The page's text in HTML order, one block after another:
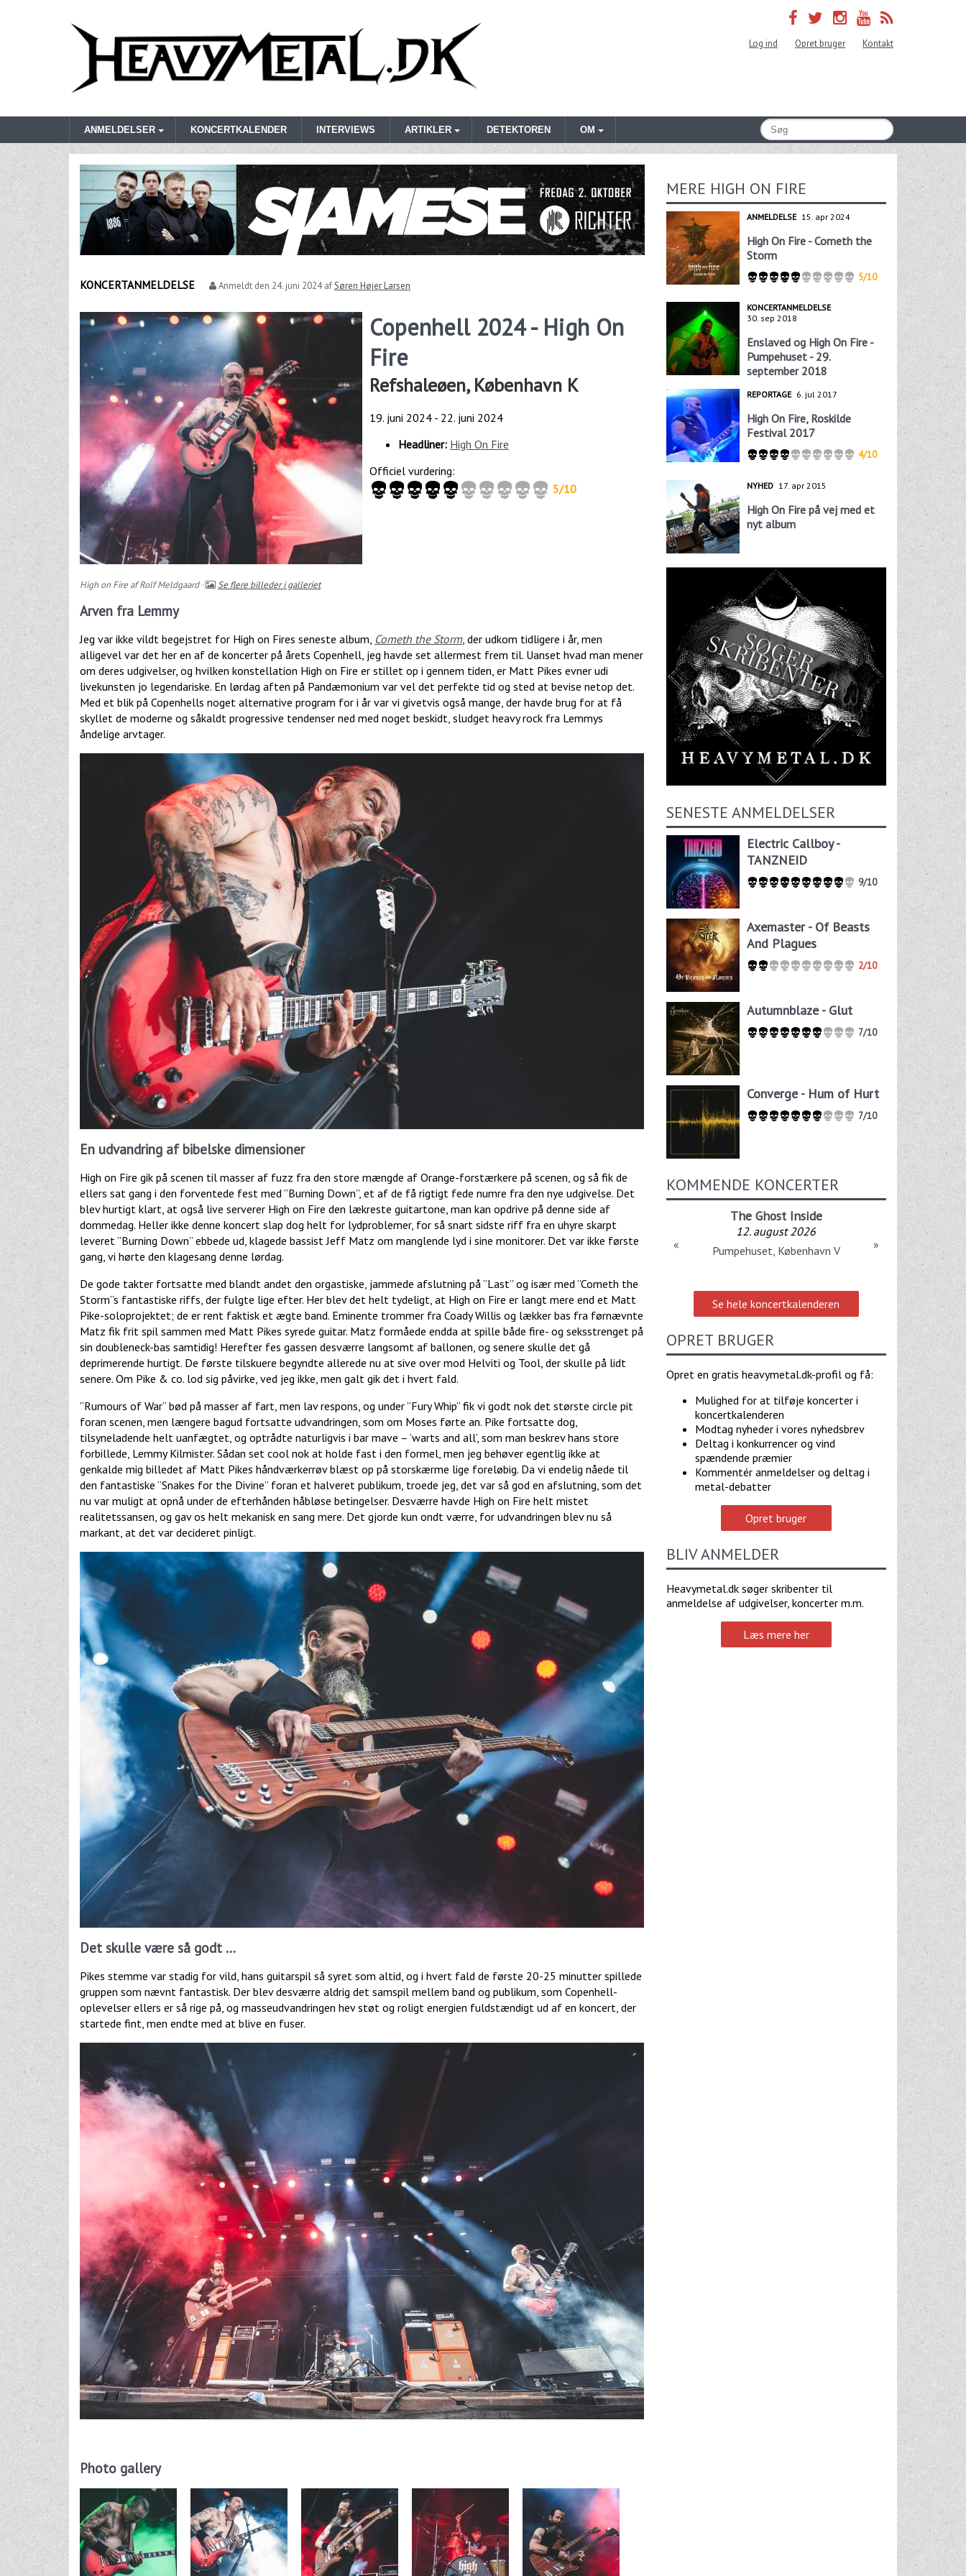
Log ind Opret bruger Kontakt
ANMELDELSER KONCERTKALENDER INTERVIEWS ARTIKLER DETEKTOREN OM
KONCERTANMELDELSE Anmeldt den 24. juni 2024afSøren Højer Larsen
High on Fire af Rolf Meldgaard · Se flere billeder i galleriet
Copenhell 2024 - High On
Fire
Refshaleøen, København K
19. juni 2024- 22. juni 2024
Headliner: High On Fire
Officiel vurdering:
5/10
Arven fra Lemmy
Jeg var ikke vildt begejstret for High on Fires seneste album, Cometh the Storm, der udkom tidligere i år, men
alligevel var det her en af de koncerter på årets Copenhell, jeg havde set allermest frem til. Uanset hvad man mener
om deres udgivelser, og hvilken konstellation High on Fire er stillet op i gennem tiden, er Matt Pikes evner udi
livekunsten jo legendariske. En lørdag aften på Pandæmonium var vel det perfekte tid og sted at bevise netop det.
Med et blik på Copenhells noget alternative program for i år var vi givetvis også mange, der havde brug for at få
skyllet de moderne og såkaldt progressive tendenser ned med noget beskidt, sludget heavy rock fra Lemmys
åndelige arvtager.
En udvandring af bibelske dimensioner
High on Fire gik på scenen til masser af fuzz fra den store mængde af Orange-forstærkere på scenen, og så fik de
ellers sat gang i den forventede fest med ”Burning Down”, et af de få rigtigt fede numre fra den nye udgivelse. Det
blev hurtigt klart, at også live serverer High on Fire den lækreste guitartone, man kan opdrive på denne side af
dommedag. Heller ikke denne koncert slap dog helt for lydproblemer, for så snart sidste riff fra en uhyre skarpt
leveret ”Burning Down” ebbede ud, klagede bassist Jeff Matz om manglende lyd i sine monitorer. Det var ikke første
gang, vi hørte den klagesang denne lørdag.
De gode takter fortsatte med blandt andet den orgastiske, jammede afslutning på ”Last” og især med ”Cometh the
Storm”s fantastiske riffs, der fulgte lige efter. Her blev det helt tydeligt, at High on Fire er langt mere end et Matt
Pike-soloprojektet; de er rent faktisk et ægte band. Eminente trommer fra Coady Willis og lækker bas fra førnævnte
Matz fik frit spil sammen med Matt Pikes syrede guitar. Matz formåede endda at spille både fire- og seksstrenget på
sin doubleneck-bas samtidig! Herefter fes gassen desværre langsomt af ballonen, og senere skulle det gå
deprimerende hurtigt. De første tilskuere begyndte allerede nu at sive over mod Helviti og Tool, der skulle på lidt
senere. Om Pike & co. lod sig påvirke, ved jeg ikke, men galt gik det i hvert fald.
”Rumours of War” bød på masser af fart, men lav respons, og under ”Fury Whip” fik vi godt nok det største circle pit
foran scenen, men længere bagud fortsatte udvandringen, som om Moses førte an. Pike fortsatte dog,
tilsyneladende helt uanfægtet, og optrådte naturligvis i bar mave – ’warts and all’, som man beskrev hans store
forbillede, Lemmy Kilmister. Sådan set cool nok at holde fast i den formel, men jeg behøver egentlig ikke at
genkalde mig billedet af Matt Pikes håndværkerrøv blæst op på storskærme lige foreløbig. Da vi endelig nåede til
den fantastiske ”Snakes for the Divine” foran et halveret publikum, troede jeg, det var så god en afslutning, som det
nu var muligt at opnå under de efterhånden håbløse betingelser. Desværre havde High on Fire helt mistet
realitetssansen, og gav os helt mekanisk en sang mere. Det gjorde kun ondt værre, for udvandringen blev nu så
markant, at det var decideret pinligt.
Det skulle være så godt …
Pikes stemme var stadig for vild, hans guitarspil så syret som altid, og i hvert fald de første 20-25 minutter spillede
gruppen som nævnt fantastisk. Der blev desværre aldrig det samspil mellem band og publikum, som Copenhell-
oplevelser ellers er så rige på, og masseudvandringen hev støt og roligt energien fuldstændigt ud af en koncert, der
startede fint, men endte med at blive en fuser.
Photo gallery
MERE HIGH ON FIRE
ANMELDELSE 15. apr 2024
High On Fire - Cometh the
Storm
5/10
KONCERTANMELDELSE
30. sep 2018
Enslaved og High On Fire -
Pumpehuset - 29.
september 2018
REPORTAGE 6. jul 2017
High On Fire, Roskilde
Festival 2017
4/10
NYHED 17. apr 2015
High On Fire på vej med et
nyt album
SENESTE ANMELDELSER
Electric Callboy -
TANZNEID
9/10
Axemaster - Of Beasts
And Plagues
2/10
Autumnblaze - Glut
7/10
Converge - Hum of Hurt
7/10
KOMMENDE KONCERTER
The Ghost Inside
12. august 2026
Pumpehuset, København V
« »
Se hele koncertkalenderen
OPRET BRUGER
Opret en gratis heavymetal.dk-profil og få:
Mulighed for at tilføje koncerter i
koncertkalenderen
Modtag nyheder i vores nyhedsbrev
Deltag i konkurrencer og vind
spændende præmier
Kommentér anmeldelser og deltag i
metal-debatter
Opret bruger
BLIV ANMELDER
Heavymetal.dk søger skribenter til
anmeldelse af udgivelser, koncerter m.m.
Læs mere her